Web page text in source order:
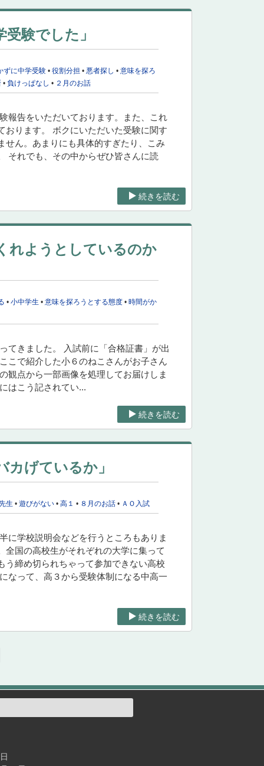
験でした」
ずに中学受験 •役割分担 •悪者探し •意味を探ろ
• 負けっぱなし • ２月のお話
報告をいただいております。また、これ
おります。 ボクにいただいた受験に関す
せん。あまりにも具体的すぎたり、こみ
それでも、その中からぜひ皆さんに読
続きを読む
れようとしているのか
•小中学生 •意味を探ろうとする態度 •時間がか
てきました。 入試前に「合格証書」が出
こで紹介した小６のねこさんがお子さん
観点から一部画像を処理してお届けしま
はこう記されてい...
続きを読む
カげているか」
生 •遊びがない •高１ • ８月のお話 • ＡＯ入試
に学校説明会などを行うところもありま
国の高校生がそれぞれの大学に集って
う締め切られちゃって参加できない高校
なって、高３から受験体制になる中高一
続きを読む